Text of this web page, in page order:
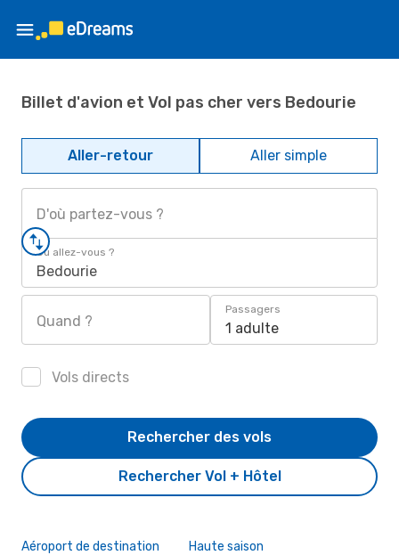
Billet d'avion et Vol pas cher vers Bedourie
Aller-retour Aller simple
D'où partez-vous ?
Où allez-vous ?
Bedourie
Quand ?
Passagers
1 adulte
Vols directs
Rechercher Vol + Hôtel
Rechercher des vols
Aéroport de destination Haute saison